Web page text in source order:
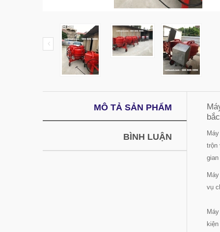
MÔ TẢ SẢN PHẨM
BÌNH LUẬN
trộn
vụ